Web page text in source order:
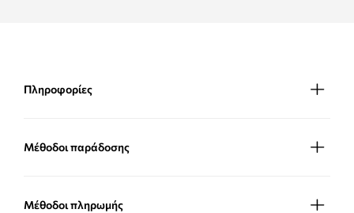
Πληροφορίες
Μέθοδοι παράδοσης
Μέθοδοι πληρωμής